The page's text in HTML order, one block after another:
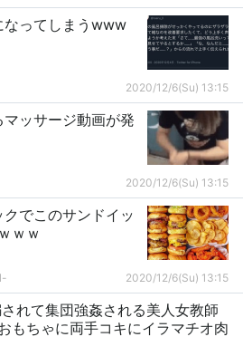
なってしまうwww
2020/12/6(Su) 13:15
マッサージ動画が発
2020/12/6(Su) 13:15
クでこのサンドイッ
ｗｗ
2020/12/6(Su) 13:15
れて集団強姦される美人女教師
もちゃに両手コキにイラマチオ肉